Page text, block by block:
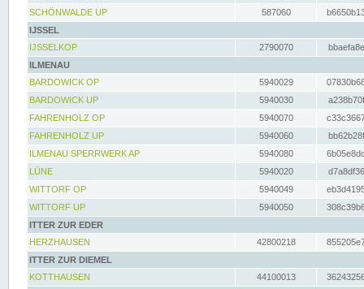
SCHÖNWALDE UP
587060
IJSSEL
IJSSELKOP
2790070
ILMENAU
BARDOWICK OP
5940029
BARDOWICK UP
5940030
FAHRENHOLZ OP
5940070
FAHRENHOLZ UP
5940060
ILMENAU SPERRWERK AP
5940080
LÜNE
5940020
WITTORF OP
5940049
WITTORF UP
5940050
ITTER ZUR EDER
HERZHAUSEN
42800218
ITTER ZUR DIEMEL
KOTTHAUSEN
44100013